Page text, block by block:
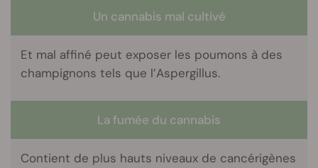
Un cannabis mal cultivé
Et mal affiné peut exposer les poumons à des
champignons tels que l’Aspergillus.
La fumée du cannabis
Contient de plus hauts niveaux de cancérigènes